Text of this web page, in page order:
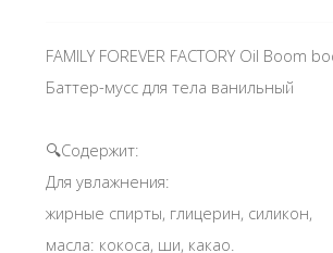
FAMILY FOREVER FACTORY Oil Boom
Баттер-мусс для тела ванильный
🔍Содержит:
Для увлажнения:
жирные спирты, глицерин, силикон,
масла: кокоса, ши, какао.